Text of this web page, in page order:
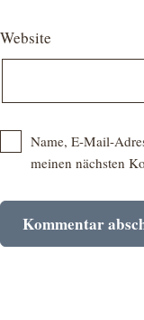
Website
Name, E-Mail-
meinen nächsten